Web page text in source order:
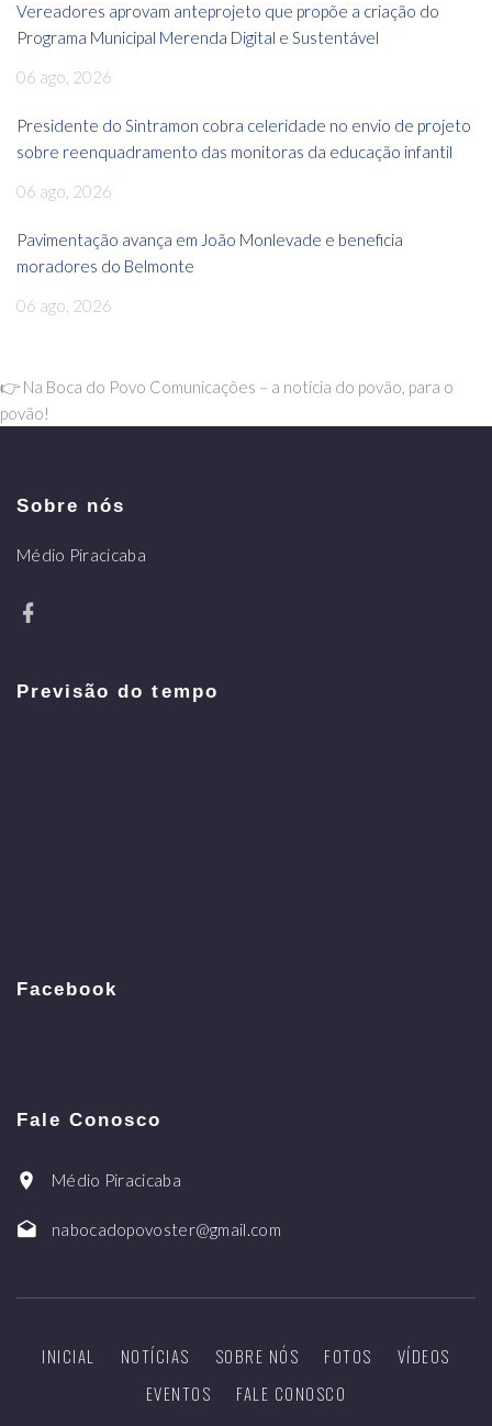
Vereadores aprovam anteprojeto que propõe a criação do
Programa Municipal Merenda Digital e Sustentável
06 ago, 2026
Presidente do Sintramon cobra celeridade no envio de projeto
sobre reenquadramento das monitoras da educação infantil
06 ago, 2026
Pavimentação avança em João Monlevade e beneficia
moradores do Belmonte
06 ago, 2026
👉 Na Boca do Povo Comunicações – a notícia do povão, para o
povão!
Sobre nós
Médio Piracicaba
Previsão do tempo
Facebook
Fale Conosco
Médio Piracicaba
nabocadopovoster@gmail.com
INICIAL NOTÍCIAS SOBRE NÓS FOTOS
VÍDEOS
EVENTOS
FALE CONOSCO